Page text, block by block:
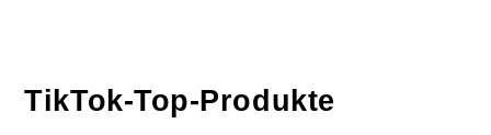
TikTok-Top-Produkte